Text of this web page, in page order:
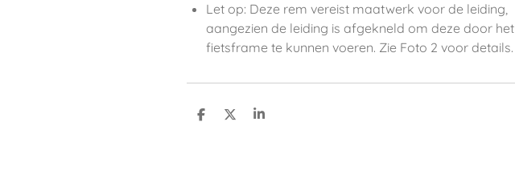
Let op: Deze rem vereist maatwerk voor de leiding,
aangezien de leiding is afgekneld om deze door het
fietsframe te kunnen voeren. Zie Foto 2 voor details.
D
D
S